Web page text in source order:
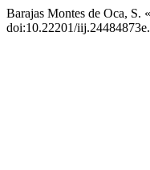
Barajas Montes de Oca, S.
doi:10.22201/